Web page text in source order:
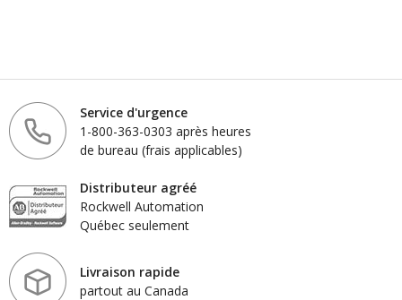
Service d'urgence
1-800-363-0303 après heures
de bureau (frais applicables)
Distributeur agréé
Rockwell Automation
Québec seulement
Livraison rapide
partout au Canada